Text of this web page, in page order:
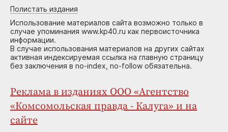
Полистать издания
Использование материалов сайта возможно только в
случае упоминания www.kp40.ru как первоисточника
информации.
В случае использования материалов на других сайтах
активная индексируемая ссылка на главную страницу
без заключения в no-index, no-follow обязательна.
Реклама в изданиях ООО «Агентство
«Комсомольская правда - Калуга» и на
сайте